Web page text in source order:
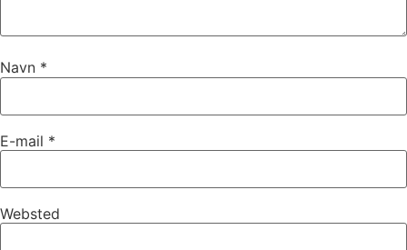
Navn *
E-mail *
Websted